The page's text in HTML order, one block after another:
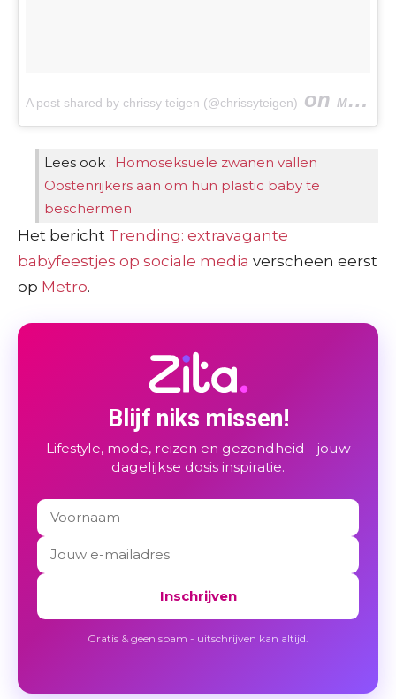
A post shared by chrissy teigen (@chrissyteigen) on Mar 6, 2016 at 2:23pm PST
Lees ook : Homoseksuele zwanen vallen
Oostenrijkers aan om hun plastic baby te
beschermen
Het bericht Trending: extravagante
babyfeestjes op sociale media verscheen eerst
op Metro.
Blijf niks missen!
Lifestyle, mode, reizen en gezondheid - jouw
dagelijkse dosis inspiratie.
Inschrijven
Gratis & geen spam - uitschrijven kan altijd.